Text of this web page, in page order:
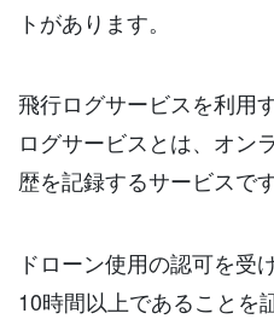
トがあります。
飛行ログサービスを利用
ログサービスとは、オン
歴を記録するサービスです
ドローン使用の認可を受
10時間以上であることを